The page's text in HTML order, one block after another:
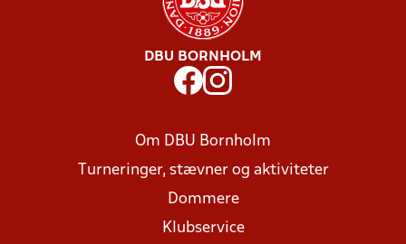
DBU BORNHOLM
Om DBU Bornholm
Turneringer, stævner og aktiviteter
Dommere
Klubservice